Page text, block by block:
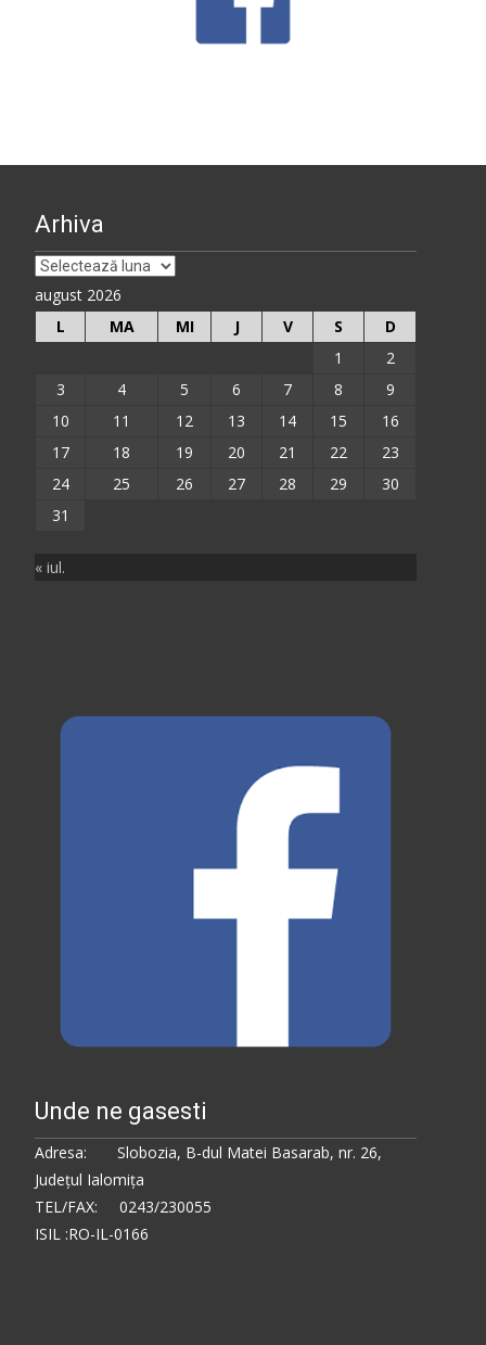
Arhiva
Arhiva
august 2026
L
MA MI J V S
D
1
2
3
4 5 6 7 8
9
10
11 12 13 14 15
16
17
18 19 20 21 22
23
24
25 26 27 28 29
30
31
« iul.
Unde ne gasesti
Adresa: Slobozia, B-dul Matei Basarab, nr. 26,
Judeţul Ialomiţa
TEL/FAX: 0243/230055
ISIL :RO-IL-0166